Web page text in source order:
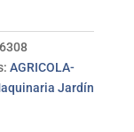
AGRICOLA-
Jardín